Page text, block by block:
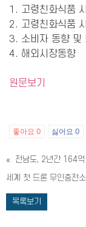
1. 고령친화식품
2. 고령친화식품
3. 소비자 동향 및
4. 해외시장동향
원문보기
좋아요 0 싫어요 0
«
전남도, 2년간 164
세계 첫 드론 무인충전
목록보기